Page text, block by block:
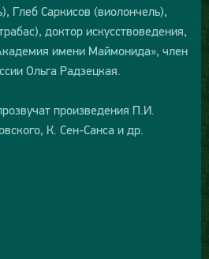
Глеб Саркисов (виолончель),
доктор искусствоведения,
имени Маймонида», член
Ольга Радзецкая.
произведения П.И.
К. Сен-Санса и др.